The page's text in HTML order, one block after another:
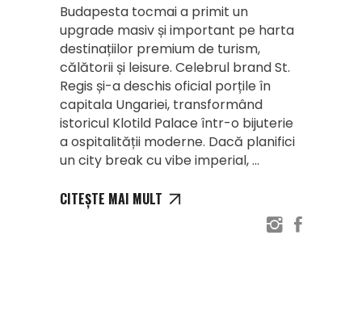
Budapesta tocmai a primit un
upgrade masiv și important pe harta
destinațiilor premium de turism,
călătorii și leisure. Celebrul brand St.
Regis și-a deschis oficial porțile în
capitala Ungariei, transformând
istoricul Klotild Palace într-o bijuterie
a ospitalității moderne. Dacă planifici
un city break cu vibe imperial,
CITEȘTE MAI MULT